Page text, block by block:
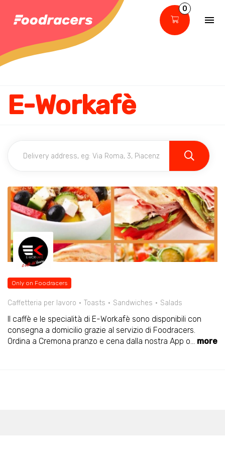
0
E-Workafè
Only on Foodracers
Caffetteria per lavoro Toasts Sandwiches Salads
Il caffè e le specialità di E-Workafè sono disponibili con
consegna a domicilio grazie al servizio di Foodracers.
Ordina a Cremona pranzo e cena dalla nostra App o... more